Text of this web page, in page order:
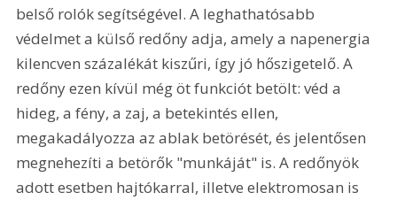
belső rolók segítségével. A leghathatósabb
védelmet a külső redőny adja, amely a napenergia
kilencven százalékát kiszűri, így jó hőszigetelő. A
redőny ezen kívül még öt funkciót betölt: véd a
hideg, a fény, a zaj, a betekintés ellen,
megakadályozza az ablak betörését, és jelentősen
megnehezíti a betörők "munkáját" is. A redőnyök
adott esetben hajtókarral, illetve elektromosan is